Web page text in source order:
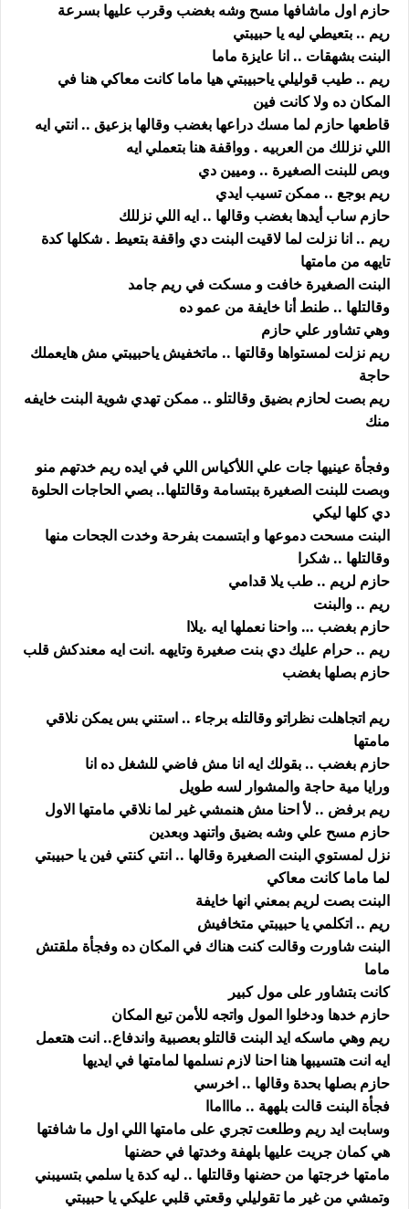
حازم اول ماشافها مسح وشه بغضب وقرب عليها بسرعة
ريم .. بتعيطي ليه يا حبيبتي
البنت بشهقات .. انا عايزة ماما
ريم .. طيب قوليلي ياحبيبتي هيا ماما كانت معاكي هنا في
المكان ده ولا كانت فين
قاطعها حازم لما مسك دراعها بغضب وقالها بزعيق .. انتي ايه
اللي نزللك من العربيه . وواقفة هنا بتعملي ايه
وبص للبنت الصغيرة .. وميين دي
ريم بوجع .. ممكن تسيب ايدي
حازم ساب أيدها بغضب وقالها .. ايه اللي نزللك
ريم .. انا نزلت لما لاقيت البنت دي واقفة بتعيط . شكلها كدة
تايهه من مامتها
البنت الصغيرة خافت و مسكت في ريم جامد
وقالتلها .. طنط أنا خايفة من عمو ده
وهي تشاور علي حازم
ريم نزلت لمستواها وقالتها .. ماتخفيش ياحبيبتي مش هايعملك
حاجة
ريم بصت لحازم بضيق وقالتلو .. ممكن تهدي شوية البنت خايفه
منك
وفجأة عينيها جات علي اللأكياس اللي في ايده ريم خدتهم منو
وبصت للبنت الصغيرة ببتسامة وقالتلها.. بصي الحاجات الحلوة
دي كلها ليكي
البنت مسحت دموعها و ابتسمت بفرحة وخدت الجحات منها
وقالتلها .. شكرا
حازم لريم .. طب يلا قدامي
ريم .. والبنت
حازم بغضب … واحنا نعملها ايه .يلاا
ريم .. حرام عليك دي بنت صغيرة وتايهه .انت ايه معندكش قلب
حازم بصلها بغضب
ريم اتجاهلت نظراتو وقالتله برجاء .. استني بس يمكن نلاقي
مامتها
حازم بغضب .. بقولك ايه انا مش فاضي للشغل ده انا
ورايا مية حاجة والمشوار لسه طويل
ريم برفض .. لأ احنا مش هنمشي غير لما نلاقي مامتها الاول
حازم مسح علي وشه بضيق واتنهد وبعدين
نزل لمستوي البنت الصغيرة وقالها .. انتي كنتي فين يا حبيبتي
لما ماما كانت معاكي
البنت بصت لريم بمعني انها خايفة
ريم .. اتكلمي يا حبيبتي متخافيش
البنت شاورت وقالت كنت هناك في المكان ده وفجأة ملقتش
ماما
كانت بتشاور على مول كبير
حازم خدها ودخلوا المول واتجه للأمن تبع المكان
ريم وهي ماسكه ايد البنت قالتلو بعصبية واندفاع.. انت هتعمل
ايه انت هتسيبها هنا احنا لازم نسلمها لمامتها في ايديها
حازم بصلها بحدة وقالها .. اخرسي
فجأة البنت قالت بلههة .. ماااماا
وسابت ايد ريم وطلعت تجري على مامتها اللي اول ما شافتها
هي كمان جريت عليها بلهفة وخدتها في حضنها
مامتها خرجتها من حضنها وقالتلها .. ليه كدة يا سلمي بتسيبني
وتمشي من غير ما تقوليلي وقعتي قلبي عليكي يا حبيبتي